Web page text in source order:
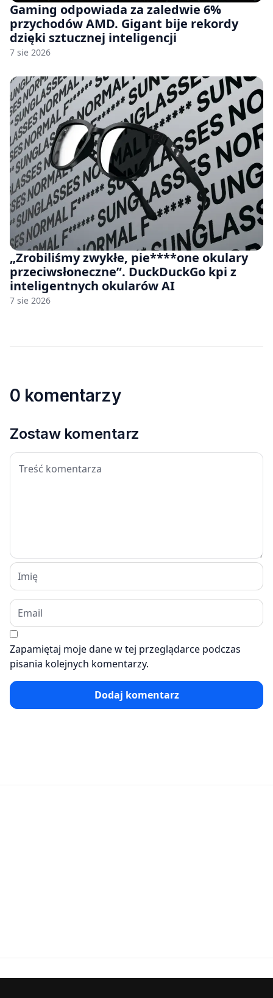
Gaming odpowiada za zaledwie 6%
przychodów AMD. Gigant bije rekordy
dzięki sztucznej inteligencji
7 sie 2026
„Zrobiliśmy zwykłe, pie****one okulary
przeciwsłoneczne”. DuckDuckGo kpi z
inteligentnych okularów AI
7 sie 2026
0 komentarzy
Zostaw komentarz
Zapamiętaj moje dane w tej przeglądarce podczas
pisania kolejnych komentarzy.
Dodaj komentarz